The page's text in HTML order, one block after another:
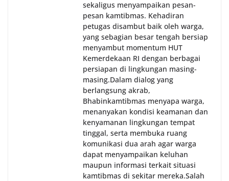
sekaligus menyampaikan pesan-
pesan kamtibmas. Kehadiran
petugas disambut baik oleh warga,
yang sebagian besar tengah bersiap
menyambut momentum HUT
Kemerdekaan RI dengan berbagai
persiapan di lingkungan masing-
masing.‎Dalam dialog yang
berlangsung akrab,
Bhabinkamtibmas menyapa warga,
menanyakan kondisi keamanan dan
kenyamanan lingkungan tempat
tinggal, serta membuka ruang
komunikasi dua arah agar warga
dapat menyampaikan keluhan
maupun informasi terkait situasi
kamtibmas di sekitar mereka.‎‎‎Salah